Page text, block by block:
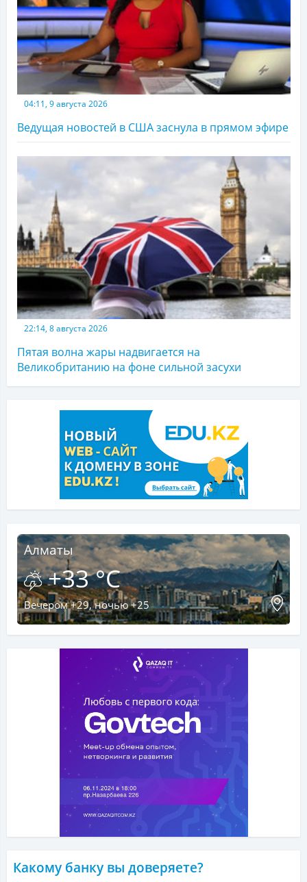
04:11, 9 августа 2026
Ведущая новостей в США заснула в прямом эфире
22:14, 8 августа 2026
Пятая волна жары надвигается на
Великобританию на фоне сильной засухи
Алматы
+33 °C
Вечером +29, ночью +25
Какому банку вы доверяете?